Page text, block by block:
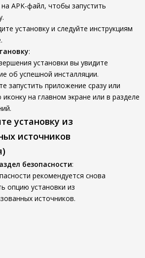
APK-файл, чтобы запустить
установку и следуйте инструкциям
:
установки вы увидите
об успешной инсталляции.
запустить приложение сразу или
иконку на главном экране или в разделе
установку из
источников
безопасности:
рекомендуется снова
опцию установки из
источников.